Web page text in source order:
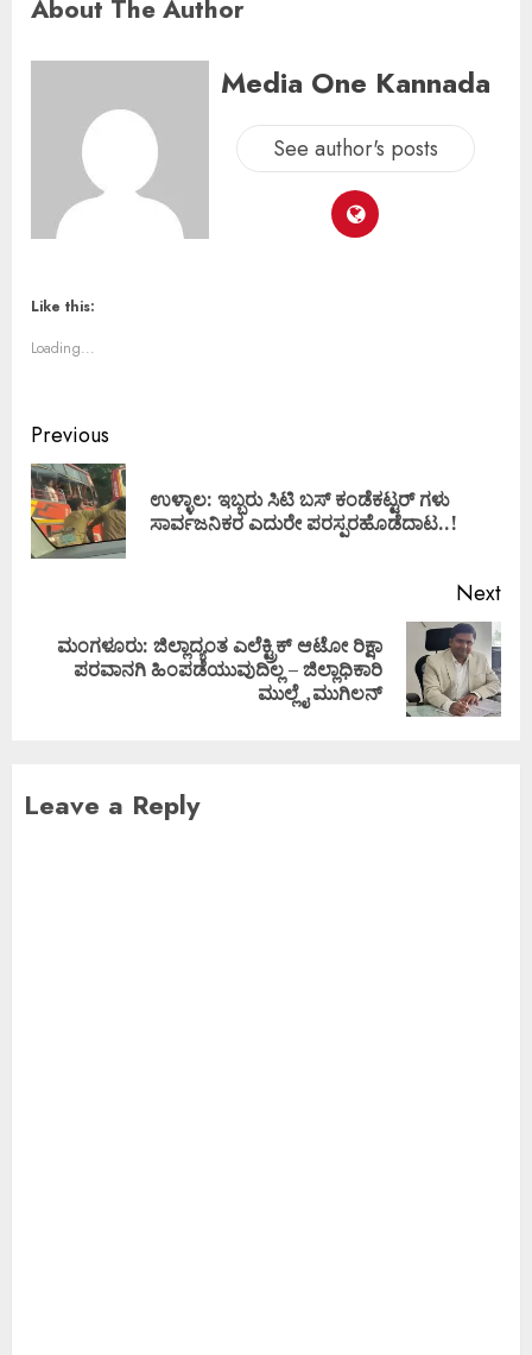
About The Author
Media One Kannada
See author's posts
Like this:
Loading...
Previous
ಉಳ್ಳಾಲ: ಇಬ್ಬರು ಸಿಟಿ ಬಸ್ ಕಂಡೆಕಟ್ಟರ್ ಗಳು
ಸಾರ್ವಜನಿಕರ ಎದುರೇ ಪರಸ್ಪರಹೊಡೆದಾಟ..!
Next
ಮಂಗಳೂರು: ಜಿಲ್ಲಾದ್ಯಂತ ಎಲೆಕ್ಟ್ರಿಕ್ ಆಟೋ ರಿಕ್ಷಾ
ಪರವಾನಗಿ ಹಿಂಪಡೆಯುವುದಿಲ್ಲ – ಜಿಲ್ಲಾಧಿಕಾರಿ
ಮುಲ್ಲೈ ಮುಗಿಲನ್
Leave a Reply